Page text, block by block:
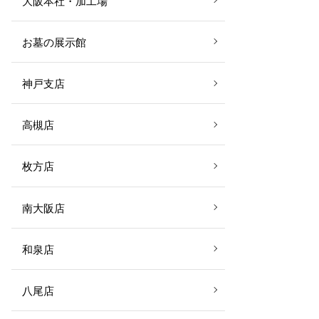
お墓の展示館
神戸支店
高槻店
枚方店
南大阪店
和泉店
八尾店